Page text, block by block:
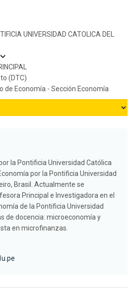
UNIVERSIDAD CATOLICA DEL
(DTC)
de Economía - Sección Economía
la Pontificia Universidad Católica
por la Pontificia Universidad
Brasil. Actualmente se
Principal e Investigadora en el
de la Pontificia Universidad
de docencia: microeconomía y
en microfinanzas.